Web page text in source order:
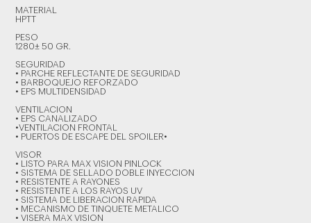
MATERIAL
HPTT
PESO
1280± 50 GR.
SEGURIDAD
• PARCHE REFLECTANTE DE SEGURIDAD
• BARBOQUEJO REFORZADO
• EPS MULTIDENSIDAD
VENTILACION
• EPS CANALIZADO
•VENTILACION FRONTAL
• PUERTOS DE ESCAPE DEL SPOILER•
VISOR
• LISTO PARA MAX VISION PINLOCK
• SISTEMA DE SELLADO DOBLE INYECCION
• RESISTENTE A RAYONES
• RESISTENTE A LOS RAYOS UV
• SISTEMA DE LIBERACION RAPIDA
• MECANISMO DE TINQUETE METALICO
• VISERA MAX VISION